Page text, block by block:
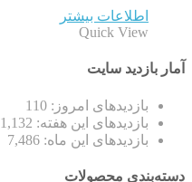
اطلاعات بیشتر
Quick View
آمار بازدید سایت
بازدیدهای امروز: 110
بازدیدهای این هفته: 1,132
بازدیدهای این ماه: 7,486
دسته‌بندی محصولات